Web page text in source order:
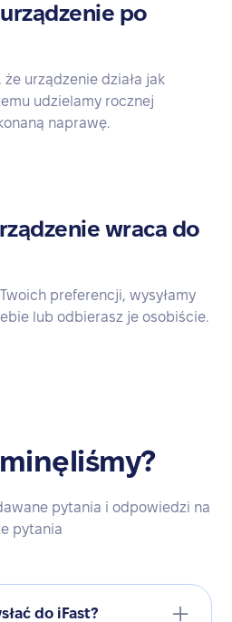
po
urządzenie działa jak
udzielamy rocznej
naprawę.
wraca do
preferencji, wysyłamy
lub odbierasz je osobiście.
pytania i odpowiedzi na
pytania
do iFast?